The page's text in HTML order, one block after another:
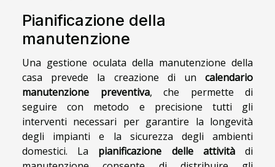
Pianificazione della
manutenzione
Una gestione oculata della manutenzione della
casa prevede la creazione di un calendario
manutenzione preventiva, che permette di
seguire con metodo e precisione tutti gli
interventi necessari per garantire la longevità
degli impianti e la sicurezza degli ambienti
domestici. La pianificazione delle attivitàdi